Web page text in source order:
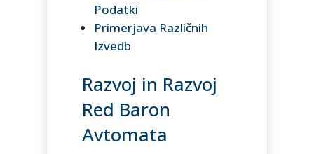
Podatki
Primerjava Različnih
Izvedb
Razvoj in Razvoj
Red Baron
Avtomata